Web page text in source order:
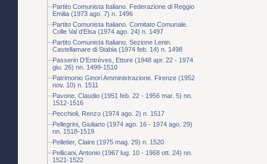
Partito Comunista Italiano. Federazione di Reggio
Emilia (1973 ago. 7) n. 1496
Partito Comunista Italiano. Comitato Comunale.
Colle Val d'Elsa (1974 ago. 24) n. 1497
Partito Comunista Italiano. Sezione Lenin.
Castellamare di Stabia (1974 feb. 14) n. 1498
Passerin D'Entrèves, Ettore (1948 apr. 22 - 1974
giu. 26) nn. 1499-1510
Patrimonio Ginori Amministrazione. Firenze (1952
nov. 10) n. 1511
Pavone, Claudio (1951 feb. 22 - 1956 mar. 5) nn.
1512-1516
Pecchioli, Renzo (1974 ago. 2) n. 1517
Pellegrini, Giuliano (1974 ago. 16 - 1974 ago. 29)
nn. 1518-1519
Pelletier, Claire (1975 mag. 29) n. 1520
Pellicani, Antonio (1967 lug. 10 - 1968 ott. 24) nn.
1521-1522